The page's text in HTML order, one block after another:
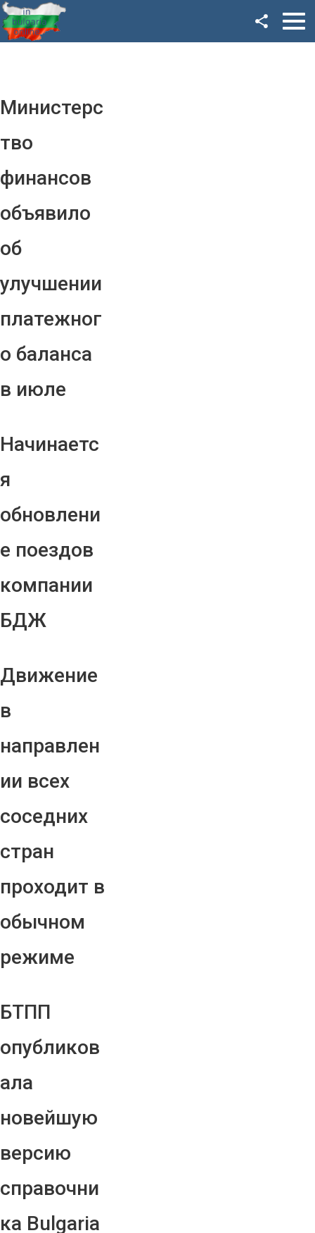
Министерс
тво
финансов
объявило
об
улучшении
платежног
о баланса
в июле
Начинаетс
я
обновлени
е поездов
компании
БДЖ
Движение
в
направлен
ии всех
соседних
стран
проходит в
обычном
режиме
БТПП
опубликов
ала
новейшую
версию
справочни
ка Bulgaria